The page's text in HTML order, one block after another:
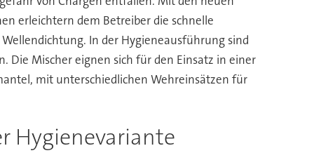
erleichtern dem Betreiber die schnelle
In der Hygieneausführung sind
Die Mischer eignen sich für den Einsatz in einer
mit unterschiedlichen Wehreinsätzen für
Hygienevariante